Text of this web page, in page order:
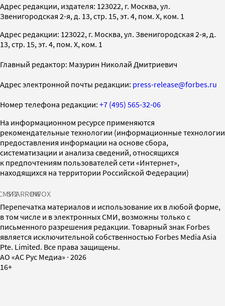
Адрес редакции, издателя: 123022, г. Москва, ул.
Звенигородская 2-я, д. 13, стр. 15, эт. 4, пом. X, ком. 1
Адрес редакции: 123022, г. Москва, ул. Звенигородская 2-я, д.
13, стр. 15, эт. 4, пом. X, ком. 1
Главный редактор: Мазурин Николай Дмитриевич
Адрес электронной почты редакции: press-release@forbes.ru
Номер телефона редакции: +7 (495) 565-32-06
На информационном ресурсе применяются
рекомендательные технологии (информационные технологии
предоставления информации на основе сбора,
систематизации и анализа сведений, относящихся
к предпочтениям пользователей сети «Интернет»,
находящихся на территории Российской Федерации)
SPARROWINFOX
Перепечатка материалов и использование их в любой форме,
в том числе и в электронных СМИ, возможны только с
письменного разрешения редакции. Товарный знак Forbes
является исключительной собственностью Forbes Media Asia
Pte. Limited. Все права защищены.
AO «АС Рус Медиа» · 2026
16+